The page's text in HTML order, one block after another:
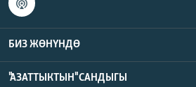
БИЗ ЖӨНҮНДӨ
"АЗАТТЫКТЫН" САНДЫГЫ